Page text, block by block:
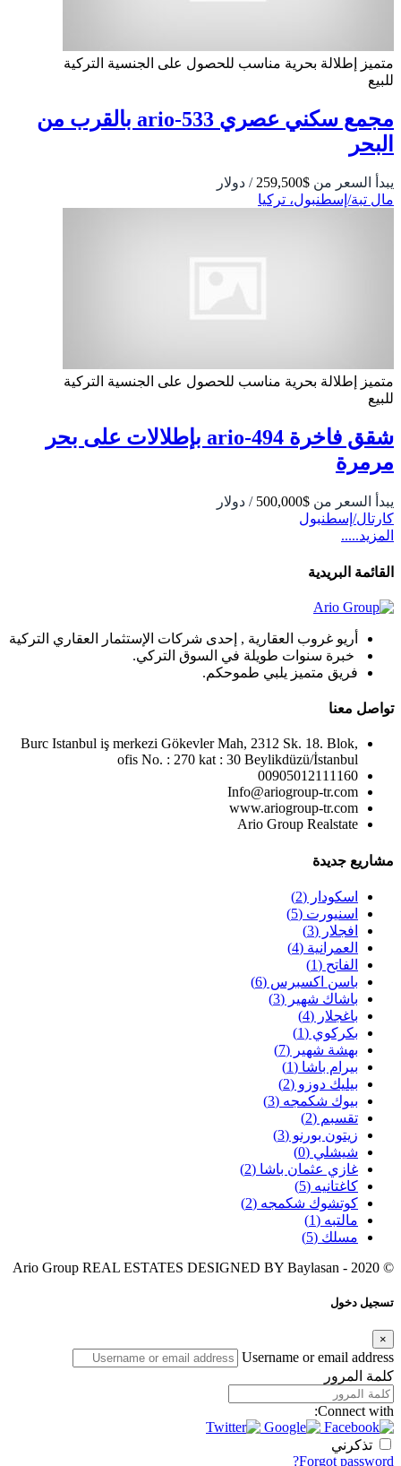
متميز إطلالة بحرية مناسب للحصول على الجنسية التركية
للبيع
مجمع سكني عصري 533-ario بالقرب من
البحر
يبدأ السعر من $259,500
/ دولار
مال تبة/إسطنبول، تركيا
متميز إطلالة بحرية مناسب للحصول على الجنسية التركية
للبيع
شقق فاخرة 494-ario بإطلالات على بحر
مرمرة
يبدأ السعر من $500,000
/ دولار
كارتال/إسطنبول
المزيد.....
القائمة البريدية
أريو غروب العقارية , إحدى شركات الإستثمار العقاري التركية
خبرة سنوات طويلة في السوق التركي.
فريق متميز يلبي طموحكم.
تواصل معنا
Burc Istanbul iş merkezi Gökevler Mah, 2312 Sk. 18. Blok,
ofis No. : 270 kat : 30 Beylikdüzü/İstanbul
00905012111160
Info@ariogroup-tr.com
www.ariogroup-tr.com
Ario Group Realstate
مشاريع جديدة
اسكودار (2)
اسنيورت (5)
افجلار (3)
العمرانية (4)
الفاتح (1)
باسن اكسبرس (6)
باشاك شهير (3)
باغجلار (4)
بكركوي (1)
بهشة شهير (7)
بيرام باشا (1)
بيليك دوزو (2)
بيوك شكمجه (3)
تقسبم (2)
زيتون بورنو (3)
شيشلي (0)
غازي عثمان باشا (2)
كاغتانيه (5)
كوتشوك شكمجه (2)
مالتبه (1)
مسلك (5)
© 2020 - Ario Group REAL ESTATES DESIGNED BY
Baylasan
تسجيل دخول
×
Username or email address
كلمة المرور
Connect with:
تذكرني
Forgot password?